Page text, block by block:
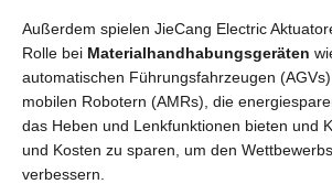
Außerdem spielen JieCang Electric
Rolle bei Materialhandhabungsgeräten
automatischen Führungsfahrzeugen
mobilen Robotern (AMRs), die
das Heben und Lenkfunktionen bieten und
und Kosten zu sparen, um den
verbessern.